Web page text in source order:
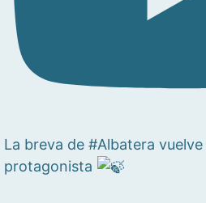
La breva de #Albatera
protagonista